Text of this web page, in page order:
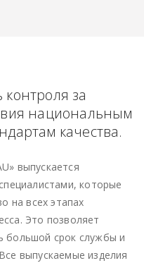
за
национальным
качества.
выпускается
которые
на всех этапах
Это позволяет
большой срок службы и
выпускаемые изделия